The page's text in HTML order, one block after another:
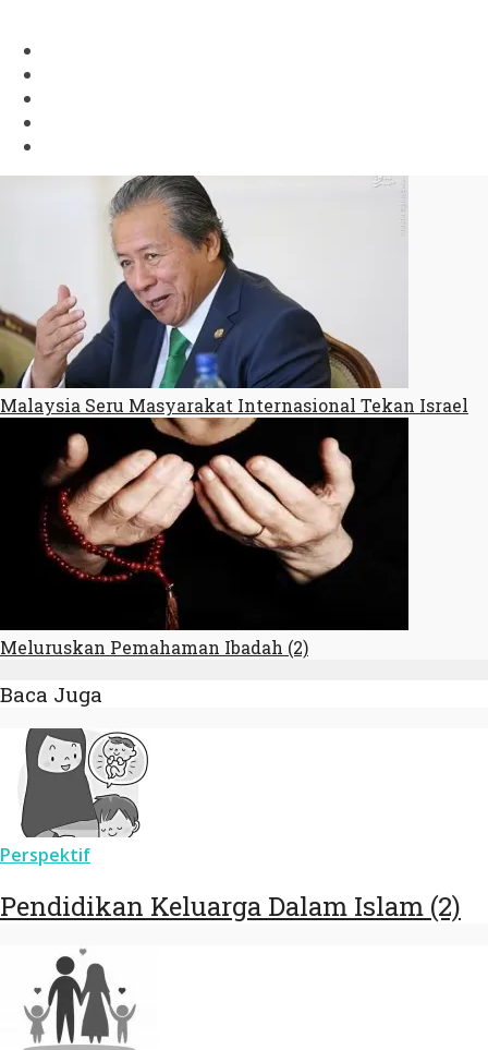
Malaysia Seru Masyarakat Internasional Tekan Israel
Meluruskan Pemahaman Ibadah (2)
Baca Juga
Perspektif
Pendidikan Keluarga Dalam Islam (2)